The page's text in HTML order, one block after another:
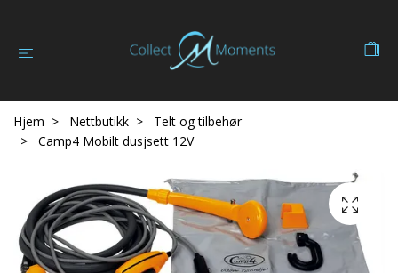
Hjem Nettbutikk
Telt og tilbehør
Camp4 Mobilt dusjsett 12V